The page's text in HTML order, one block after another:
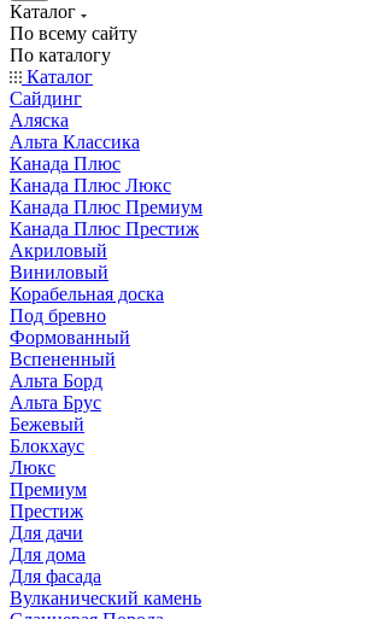
Каталог
По всему сайту
По каталогу
Каталог
Сайдинг
Аляска
Альта Классика
Канада Плюс
Канада Плюс Люкс
Канада Плюс Премиум
Канада Плюс Престиж
Акриловый
Виниловый
Корабельная доска
Под бревно
Формованный
Вспененный
Альта Борд
Альта Брус
Бежевый
Блокхаус
Люкс
Премиум
Престиж
Для дачи
Для дома
Для фасада
Вулканический камень